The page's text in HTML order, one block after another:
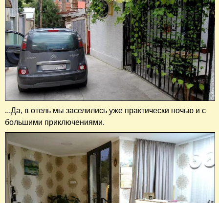
...Да, в отель мы заселились уже практически ночью и с
большими приключениями.